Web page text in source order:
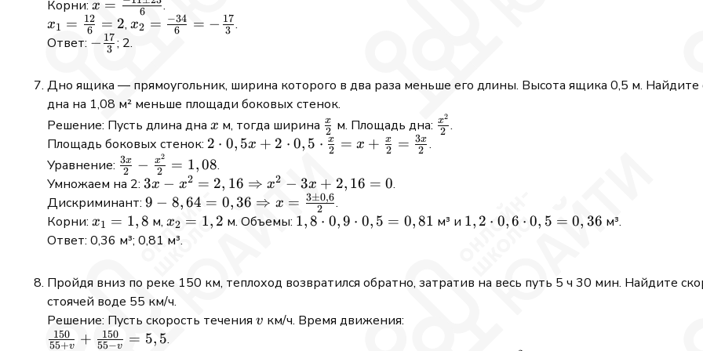
{\sqrt{3}} -
3\sqrt{3} =
4\sqrt{3} -
\sqrt{3}
11^2
+ 4
\cdot
34 =
121
+
408
=
529
=
23^2
Корни: x =
\frac{-11
\pm 23}
{6}
x = 6
.
x_1 =
\frac{12}
x1 = 6
12 = 2,x_2 =
{3}
x2 = 6
−34 = − 3
17.
Ответ: -
− 3
17; 2.
Дно ящика — прямоугольник, ширина которого в два раза меньше его длины. Высота ящика 0,5 м. Найдите
дна на 1,08 м² меньше площади боковых стенок.
Решение: Пусть длина дна x
x м, тогда ширина \frac{x}
{2}
2
x м. Площадь дна: \frac{x^2}
{2}
2
x2
.
Площадь боковых стенок: 2 \cdot
0,5x + 2
\cdot 0,5
\cdot
\frac{x}
{2} = x
{2} =
{2}
2 ⋅ 0, 5x + 2 ⋅ 0, 5 ⋅ 2
x = x + 2
x = 2
3x .
Уравнение: \frac{3x}
{2} -
\frac{x^2}
{2} = 1,08
2
3x − 2
x2 = 1,08.
Умножаем на 2: 3x - x^2 =
2,16
\Rightarrow
x^2 - 3x +
3x − x2 = 2, 16 ⇒ x2 − 3x + 2, 16 = 0.
Дискриминант: 9 - 8,64 =
0,36
\Rightarrow
\pm 0,6}
{2}
9 − 8,64 = 0,36 ⇒ x = 2
3±0,6.
Корни: x_1
=
x1 = 1,8 м, x_2
=
x2 = 1, 2 м. Объемы: 1,8
0,5 =
1,8 ⋅ 0,9 ⋅ 0, 5 = 0,81 м³ и 1,2
1, 2 ⋅ 0,6 ⋅ 0, 5 = 0, 36 м³.
Ответ: 0,36 м³; 0,81 м³.
Пройдя вниз по реке 150 км, теплоход возвратился обратно, затратив на весь путь 5 ч 30 мин. Найдите
стоячей воде 55 км/ч.
Решение: Пусть скорость течения v
v км/ч. Время движения:
\frac{150}
55+v
150 + 55−v
150 = 5, 5.